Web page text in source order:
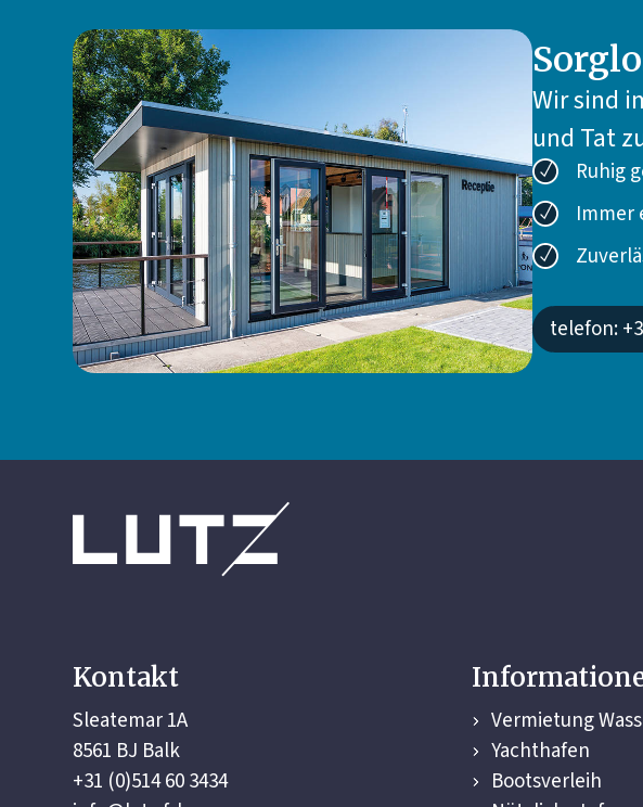
Terrassenmöbel
Loungeset
Sonnenschirm
Bootsanleger
Badeleiter
Fahrradabstellraum zugänglich
Dusche im Freien
geschlossener Garten
Wir sind
und Tat
Ruhig
Immer
telefon:
Kontakt
Sleatemar 1A
8561 BJ Balk
+31 (0)514 60 3434
Vermietung
Yachthafen
Bootsverleih